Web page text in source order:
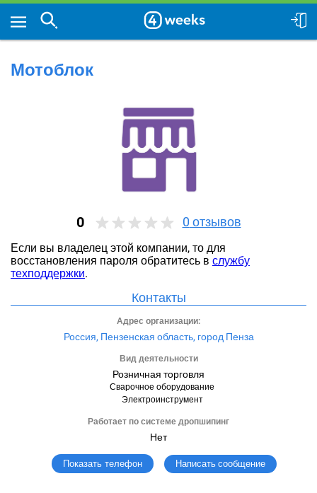
Мотоблок
0 0 отзывов
Если вы владелец этой компании, то для
восстановления пароля обратитесь в службу
техподдержки.
Контакты
Адрес организации:
Россия, Пензенская область, город Пенза
Вид деятельности
Розничная торговля
Сварочное оборудование
Электроинструмент
Работает по системе дропшипинг
Нет
Показать телефон Написать сообщение